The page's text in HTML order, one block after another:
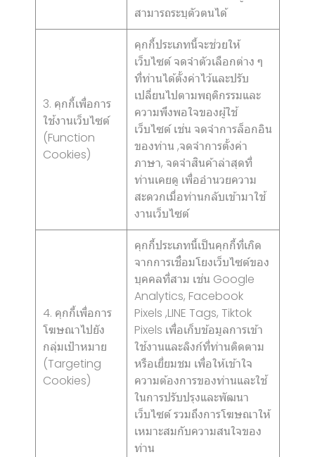
สามารถระบุตัวตนได้
3. คุกกี้เพื่อการ
ใช้งานเว็บไซต์
(Function
Cookies)
คุกกี้ประเภทนี้จะช่วยให้
เว็บไซต์ จดจำตัวเลือกต่าง ๆ
ที่ท่านได้ตั้งค่าไว้และปรับ
เปลี่ยนไปตามพฤติกรรมและ
ความพึงพอใจของผู้ใช้
เว็บไซต์ เช่น จดจำการล็อกอิน
ของท่าน ,จดจำการตั้งค่า
ภาษา, จดจำสินค้าล่าสุดที่
ท่านเคยดู เพื่ออำนวยความ
สะดวกเมื่อท่านกลับเข้ามาใช้
งานเว็บไซต์
4. คุกกี้เพื่อการ
โฆษณาไปยัง
กลุ่มเป้าหมาย
(Targeting
Cookies)
คุกกี้ประเภทนี้เป็นคุกกี้ที่เกิด
จากการเชื่อมโยงเว็บไซต์ของ
บุคคลที่สาม เช่น Google
Analytics, Facebook
Pixels ,LINE Tags, Tiktok
Pixels เพื่อเก็บข้อมูลการเข้า
ใช้งานและลิงก์ที่ท่านติดตาม
หรือเยี่ยมชม เพื่อให้เข้าใจ
ความต้องการของท่านและใช้
ในการปรับปรุงและพัฒนา
เว็บไซต์ รวมถึงการโฆษณาให้
เหมาะสมกับความสนใจของ
ท่าน